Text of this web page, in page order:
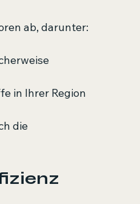
ab, darunter:
in Ihrer Region
die